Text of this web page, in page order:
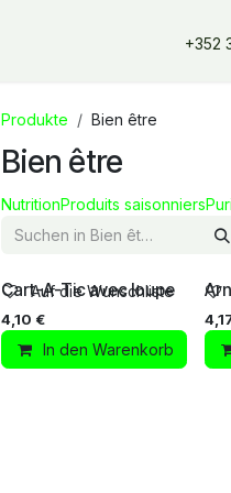
Unsere+352
Produkte Bien être
Bien être
NutritionProduits saisonniers
Cart-A-Tic avec loupe
4,10 €
In den Warenkorb
Auf die Wunschliste